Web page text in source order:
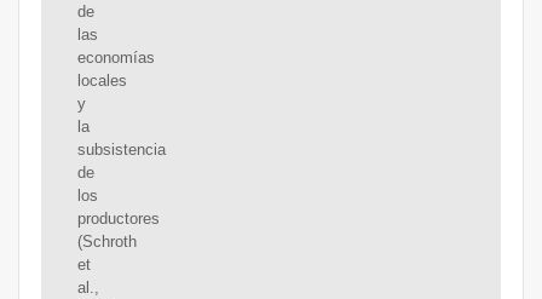
de
las
economías
locales
y
la
subsistencia
de
los
productores
(Schroth
et
al.,